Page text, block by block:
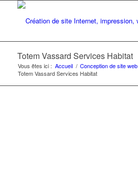
Totem Vassard Services Habitat
Vous êtes ici : Accueil / Conception de site web
Totem Vassard Services Habitat